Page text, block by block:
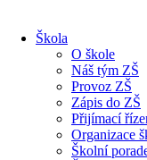
Škola
O škole
Náš tým ZŠ
Provoz ZŠ
Zápis do ZŠ
Přijímací
Organizace
Školní